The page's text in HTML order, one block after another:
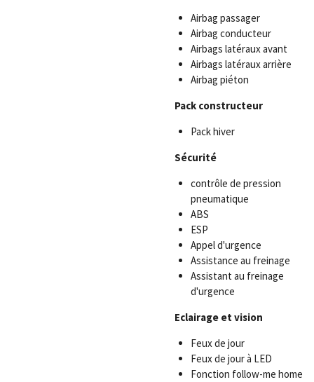
Airbag passager
Airbag conducteur
Airbags latéraux avant
Airbags latéraux arrière
Airbag piéton
Pack constructeur
Pack hiver
Sécurité
contrôle de pression
pneumatique
ABS
ESP
Appel d'urgence
Assistance au freinage
Assistant au freinage
d'urgence
Eclairage et vision
Feux de jour
Feux de jour à LED
Fonction follow-me home